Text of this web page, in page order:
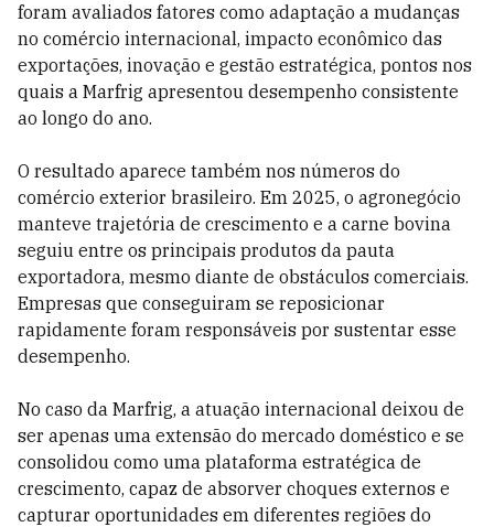
foram avaliados fatores como adaptação a mudanças
no comércio internacional, impacto econômico das
exportações, inovação e gestão estratégica, pontos nos
quais a Marfrig apresentou desempenho consistente
ao longo do ano.
O resultado aparece também nos números do
comércio exterior brasileiro. Em 2025, o agronegócio
manteve trajetória de crescimento e a carne bovina
seguiu entre os principais produtos da pauta
exportadora, mesmo diante de obstáculos comerciais.
Empresas que conseguiram se reposicionar
rapidamente foram responsáveis por sustentar esse
desempenho.
No caso da Marfrig, a atuação internacional deixou de
ser apenas uma extensão do mercado doméstico e se
consolidou como uma plataforma estratégica de
crescimento, capaz de absorver choques externos e
capturar oportunidades em diferentes regiões do